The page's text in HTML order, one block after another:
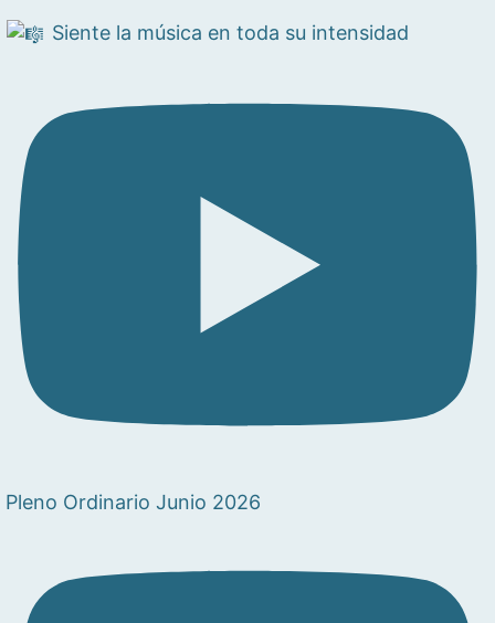
Siente la música en toda su intensidad
Pleno Ordinario Junio 2026